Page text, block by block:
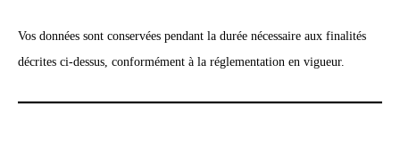
Vos données sont conservées pendant la durée nécessaire aux finalités
décrites ci-dessus, conformément à la réglementation en vigueur.